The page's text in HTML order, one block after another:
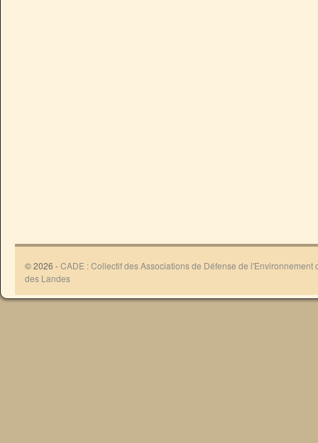
© 2026 -CADE : Collectif des Associations de Défense de l'Environnement
des Landes